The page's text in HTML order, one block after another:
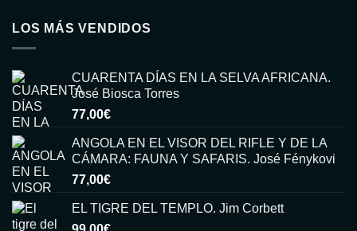
LOS MÁS VENDIDOS
CUARENTA DÍAS EN LA SELVA AFRICANA.
José Biosca Torres
77,00€
ANGOLA EN EL VISOR DEL RIFLE Y DE LA
CÁMARA: FAUNA Y SAFARIS. José Fénykovi
77,00€
EL TIGRE DEL TEMPLO. Jim Corbett